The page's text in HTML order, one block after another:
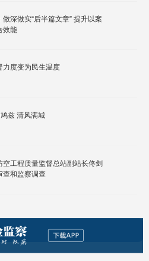
做实“后半篇文章” 提升以案
效能
力度变为民生温度
兹 清风满城
空工程质量监督总站副站长佟剑
查和监察调查